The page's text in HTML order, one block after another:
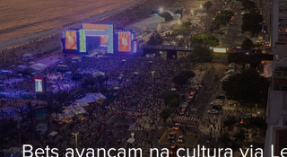
Bets avançam na cultura via Lei